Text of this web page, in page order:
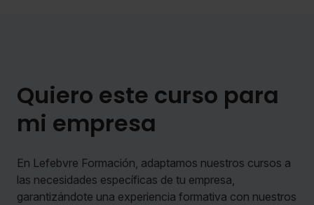
Quiero este curso para
mi empresa
En Lefebvre Formación, adaptamos nuestros cursos a
las necesidades específicas de tu empresa,
garantizándote una experiencia formativa con nuestros